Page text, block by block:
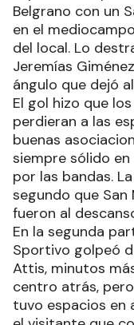
Belgrano con un
en el
del local. Lo
Jeremías
ángulo que dejó
El gol hizo que
perdieran a las
buenas
siempre sólido
por las bandas.
segundo que
fueron al
En la segunda
Sportivo golpeó
Attis, minutos
centro atrás,
tuvo espacios en